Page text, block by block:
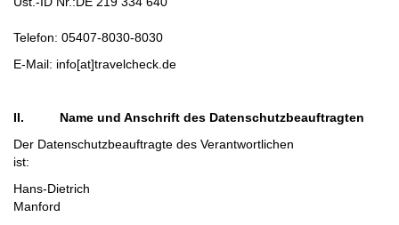
Telefon: 05407-8030-8030
E-Mail: info[at]travelcheck.de
II. Name und Anschrift des Datenschutzbeauftragten
Der Datenschutzbeauftragte des Verantwortlichen
ist:
Hans-Dietrich